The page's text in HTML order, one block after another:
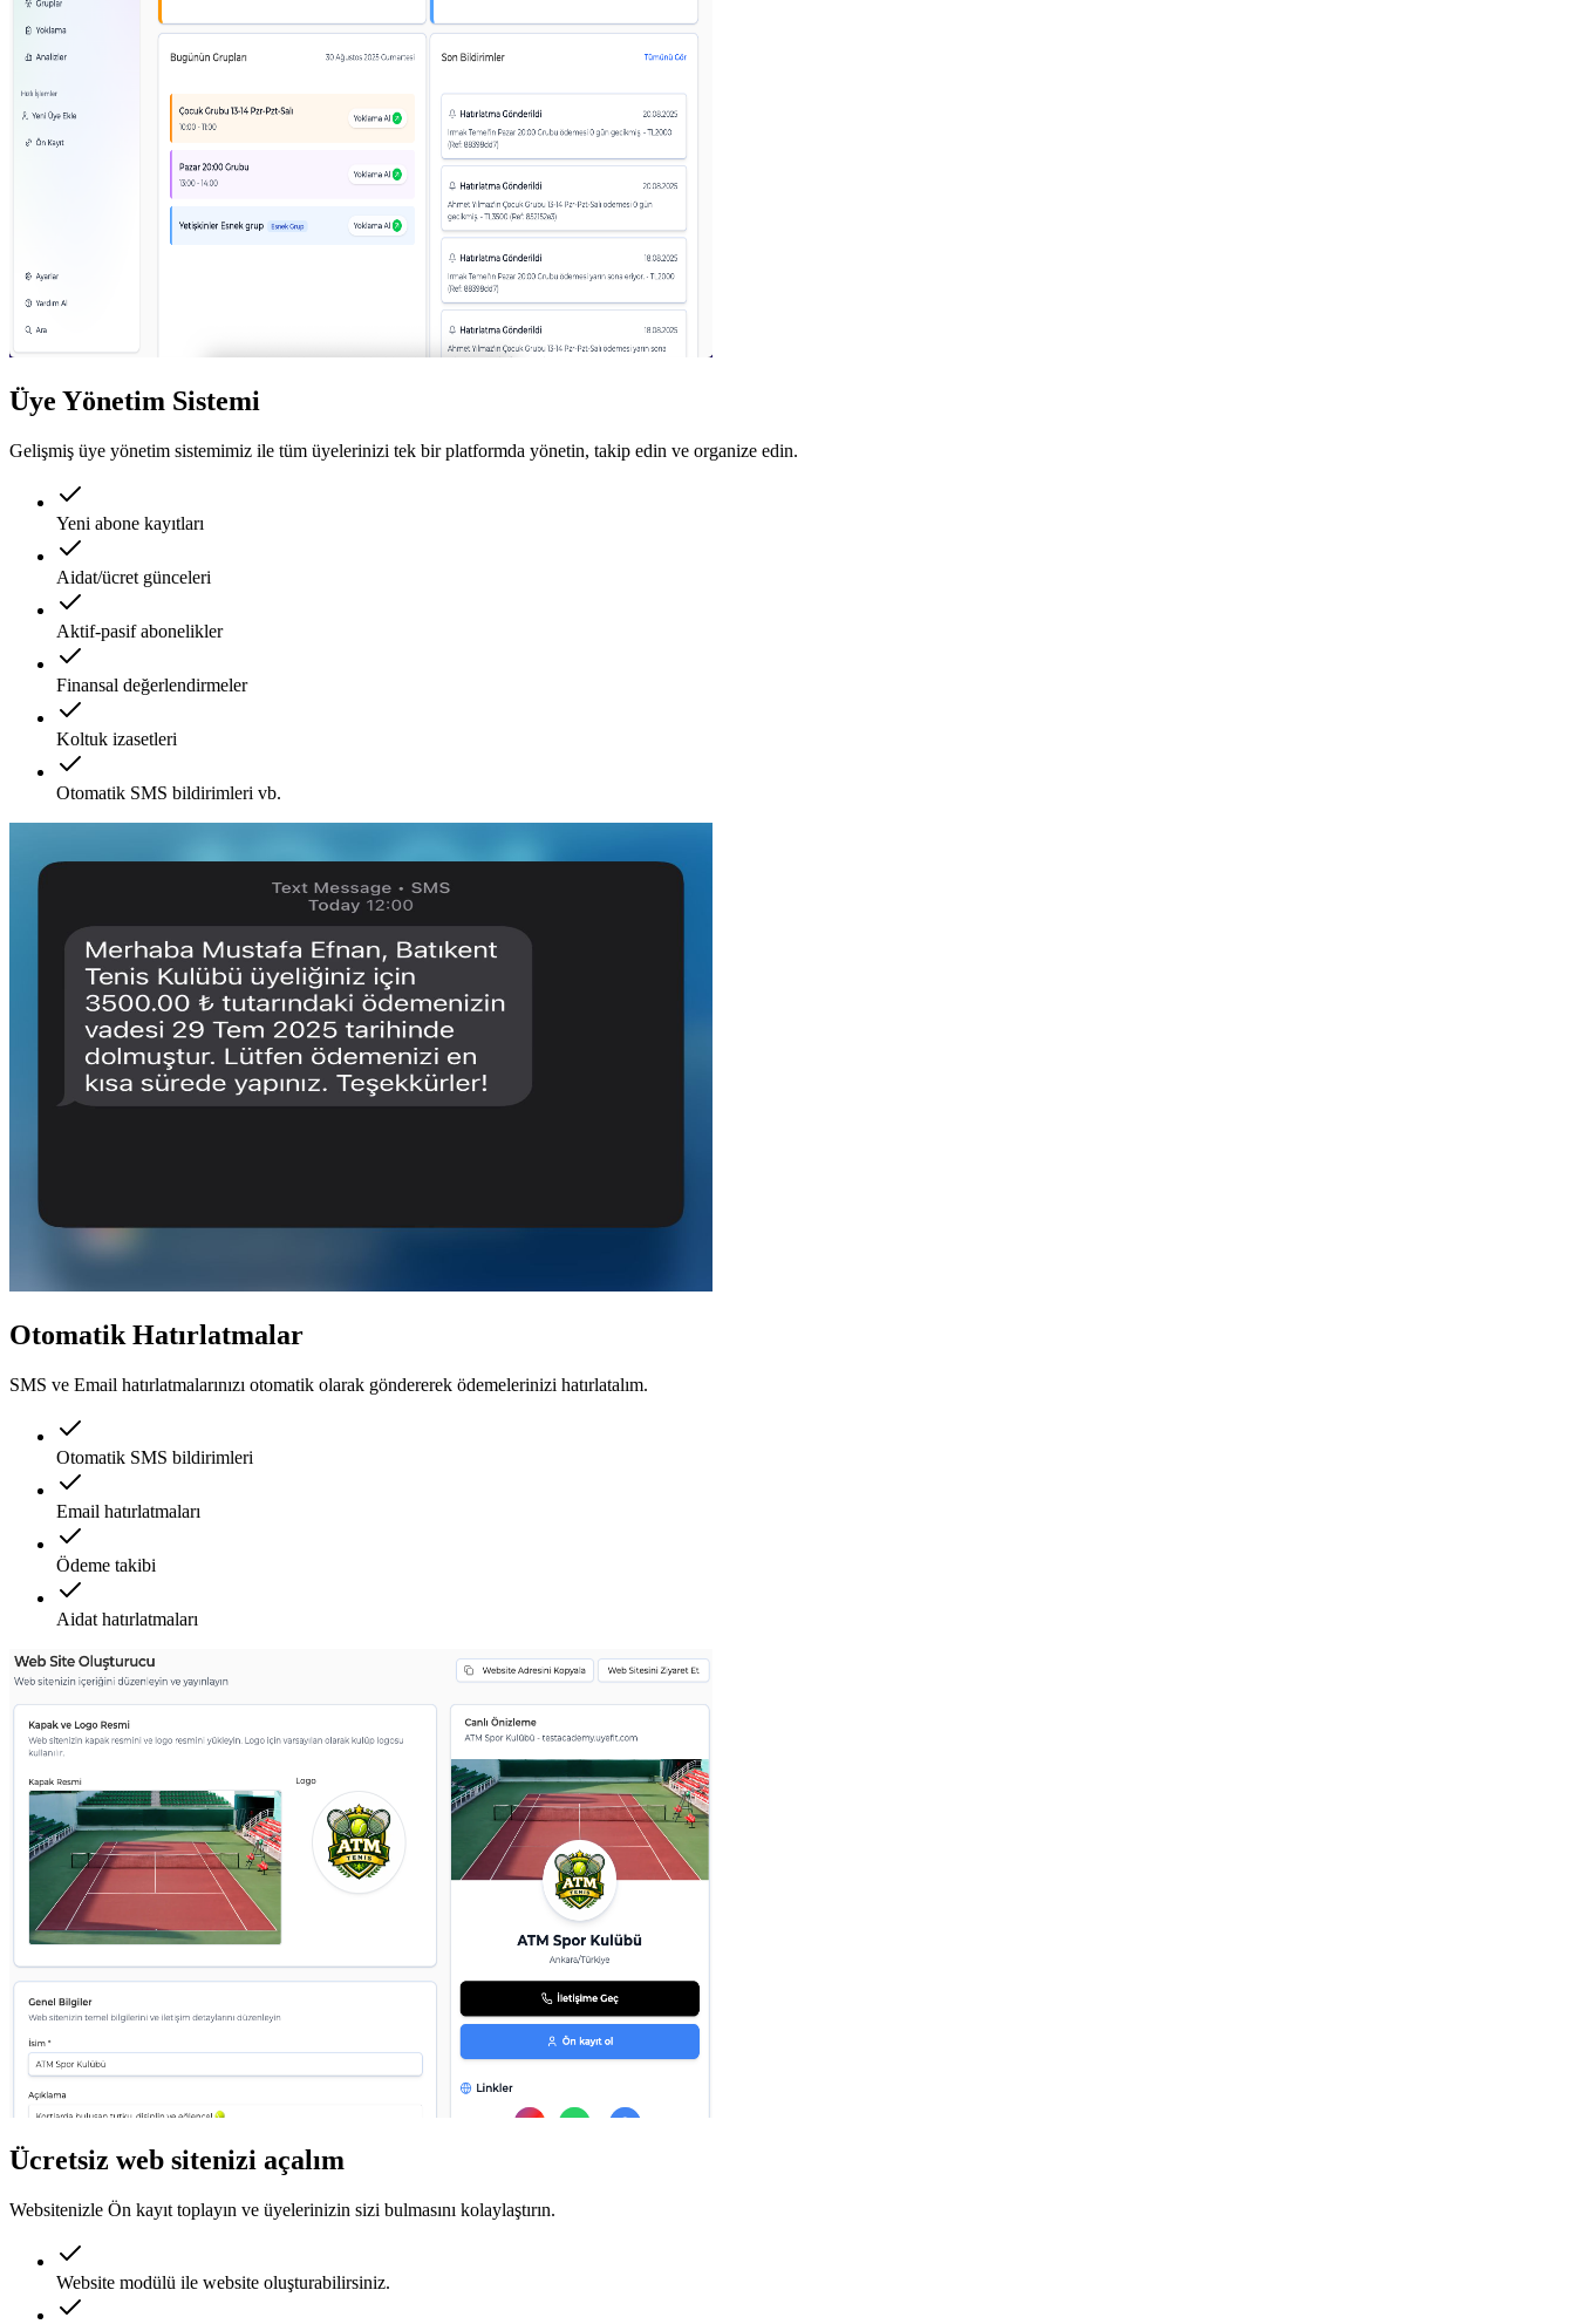
Üye Yönetim Sistemi
Gelişmiş üye yönetim sistemimiz ile tüm üyelerinizi tek bir platformda yönetin, takip edin ve organize edin.
Yeni abone kayıtları
Aidat/ücret günceleri
Aktif-pasif abonelikler
Finansal değerlendirmeler
Koltuk izasetleri
Otomatik SMS bildirimleri vb.
Otomatik Hatırlatmalar
SMS ve Email hatırlatmalarınızı otomatik olarak göndererek ödemelerinizi hatırlatalım.
Otomatik SMS bildirimleri
Email hatırlatmaları
Ödeme takibi
Aidat hatırlatmaları
Ücretsiz web sitenizi açalım
Websitenizle Ön kayıt toplayın ve üyelerinizin sizi bulmasını kolaylaştırın.
Website modülü ile website oluşturabilirsiniz.